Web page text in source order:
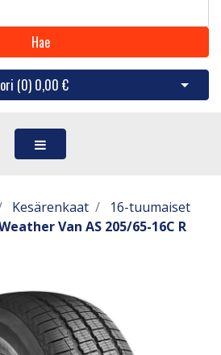
Hae
(0) 0,00 € Avaa
Kesärenkaat
16-tuumaiset
Van AS 205/65-16C R